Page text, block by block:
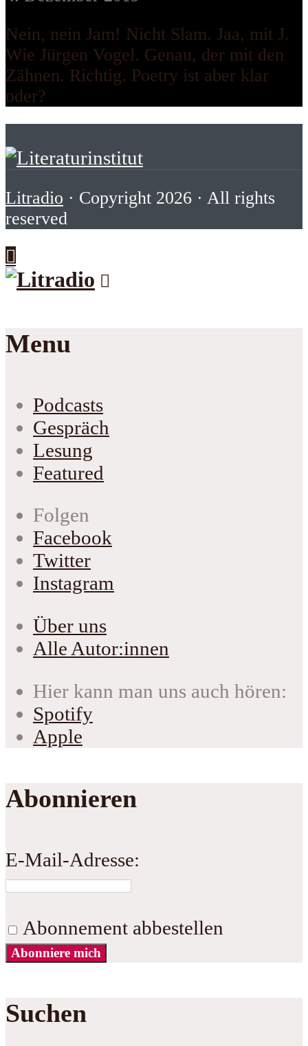
Nein, nein Jam! Nicht Slam. Jaa, mit J.
Wie Jürgen Vogel. Genau, der mit den
Zähnen. Richtig. Poetry ist aber klar
oder?
Litradio · Copyright 2026 · All rights
reserved
Menu
Podcasts
Gespräch
Lesung
Featured
Folgen
Facebook
Twitter
Instagram
Über uns
Alle Autor:innen
Hier kann man uns auch hören:
Spotify
Apple
Abonnieren
E-Mail-Adresse:
Abonnement abbestellen
Abonniere mich
Suchen